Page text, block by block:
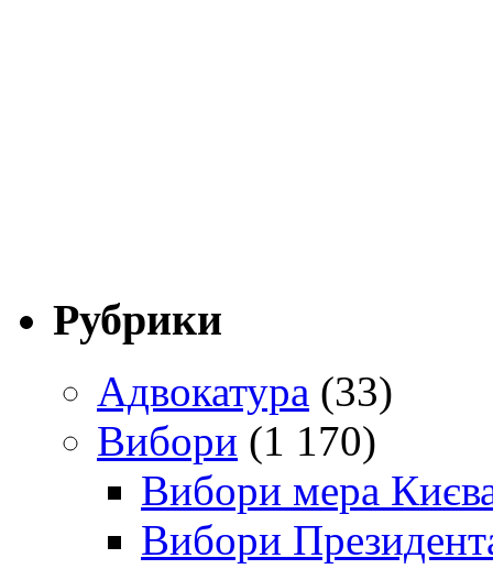
Рубрики
Адвокатура (33)
Вибори (1 170)
Вибори мера
Вибори